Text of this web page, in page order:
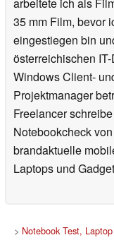
35 mm Film, bevor
eingestiegen bin
österreichischen
Windows Client-
Projektmanager
Freelancer
Notebookcheck
brandaktuelle
Laptops und
> Notebook Test,